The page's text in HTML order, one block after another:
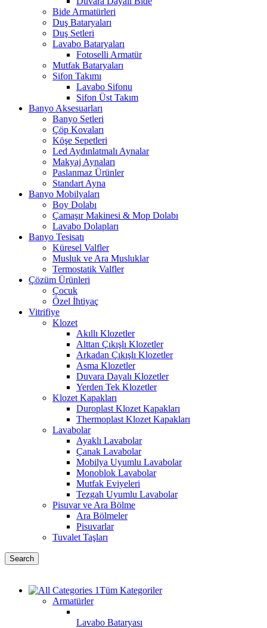
Bide Armatürleri
Duş Bataryaları
Duş Setleri
Lavabo Bataryaları
Fotoselli Armatür
Mutfak Bataryaları
Sifon Takımı
Lavabo Sifonu
Sifon Üst Takım
Banyo Aksesuarları
Banyo Setleri
Çöp Kovaları
Köşe Sepetleri
Led Aydınlatmalı Aynalar
Makyaj Aynaları
Paslanmaz Ürünler
Standart Ayna
Banyo Mobilyaları
Boy Dolabı
Çamaşır Makinesi & Mop Dolabı
Lavabo Dolapları
Banyo Tesisatı
Küresel Valfler
Musluk ve Ara Musluklar
Termostatik Valfler
Çözüm Ürünleri
Çocuk
Özel İhtiyaç
Vitrifiye
Klozet
Akıllı Klozetler
Alttan Çıkışlı Klozetler
Arkadan Çıkışlı Klozetler
Asma Klozetler
Duvara Dayalı Klozetler
Yerden Tek Klozetler
Klozet Kapakları
Duroplast Klozet Kapakları
Thermoplast Klozet Kapakları
Lavabolar
Ayaklı Lavabolar
Çanak Lavabolar
Mobilya Uyumlu Lavabolar
Monoblok Lavabolar
Mutfak Eviyeleri
Tezgah Uyumlu Lavabolar
Pisuvar ve Ara Bölme
Ara Bölmeler
Pisuvarlar
Tuvalet Taşları
Search
Tüm Kategoriler
Armatürler
Lavabo Bataryası